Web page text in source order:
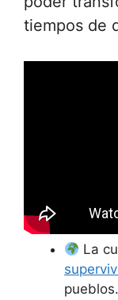
tiempos de
La
pueblos.